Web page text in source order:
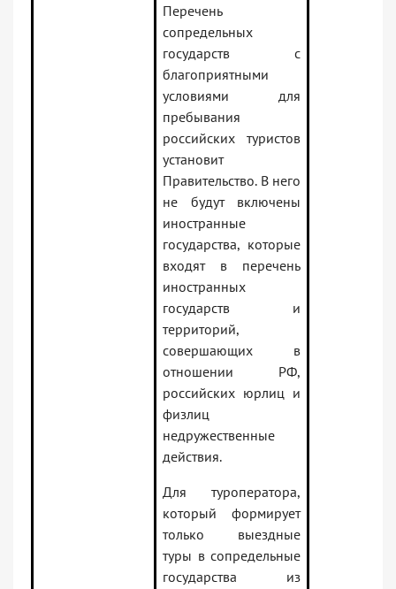
Перечень
сопредельных
государств с
благоприятными
условиями для
пребывания
российских туристов
установит
Правительство. В него
не будут включены
иностранные
государства, которые
входят в перечень
иностранных
государств и
территорий,
совершающих в
отношении РФ,
российских юрлиц и
физлиц
недружественные
действия.
Для туроператора,
который формирует
только выездные
туры в сопредельные
государства из